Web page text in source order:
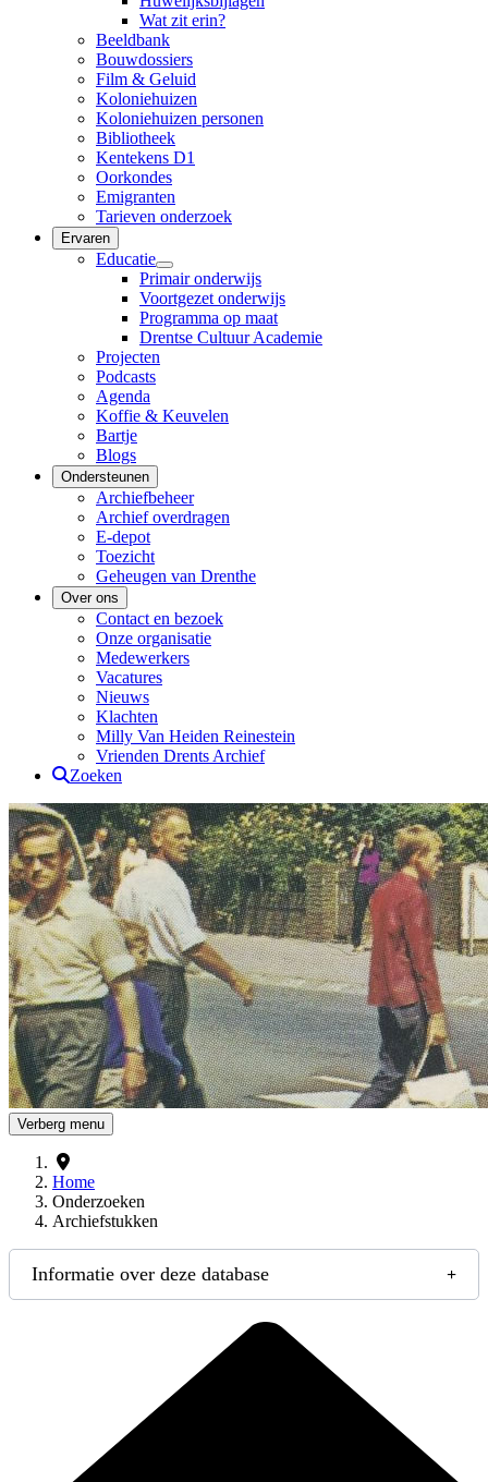
Wat zit erin?
Beeldbank
Bouwdossiers
Film & Geluid
Koloniehuizen
Koloniehuizen personen
Bibliotheek
Kentekens D1
Oorkondes
Emigranten
Tarieven onderzoek
Ervaren
Educatie
Primair onderwijs
Voortgezet onderwijs
Programma op maat
Drentse Cultuur Academie
Projecten
Podcasts
Agenda
Koffie & Keuvelen
Bartje
Blogs
Ondersteunen
Archiefbeheer
Archief overdragen
E-depot
Toezicht
Geheugen van Drenthe
Over ons
Contact en bezoek
Onze organisatie
Medewerkers
Vacatures
Nieuws
Klachten
Milly Van Heiden Reinestein
Vrienden Drents Archief
Zoeken
Drents Archief
Verberg menu
Home
Onderzoeken
Archiefstukken
Informatie over deze database